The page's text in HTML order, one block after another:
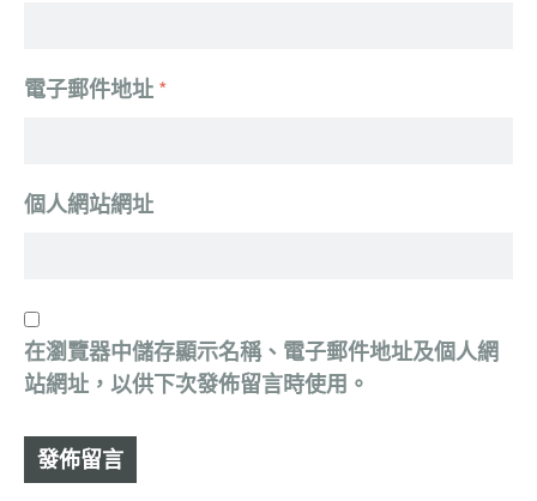
電子郵件地址 *
個人網站網址
在瀏覽器中儲存顯示名稱、電子郵件地址及個人網
站網址，以供下次發佈留言時使用。